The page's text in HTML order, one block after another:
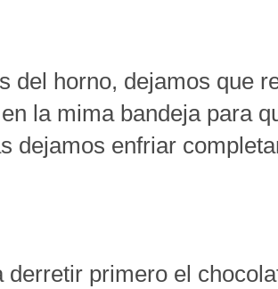
del horno, dejamos que
la mima bandeja para
dejamos enfriar
derretir primero el